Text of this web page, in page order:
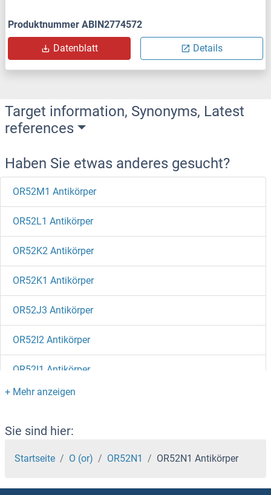
Produktnummer ABIN2774572
Datenblatt Details
Target information, Synonyms, Latest
references
Haben Sie etwas anderes gesucht?
OR52M1 Antikörper
OR52L1 Antikörper
OR52K2 Antikörper
OR52K1 Antikörper
OR52J3 Antikörper
OR52I2 Antikörper
OR52I1 Antikörper
OR52H1 Antikörper
OR52E6 Antikörper
OR52E5 Antikörper
OR52E4 Antikörper
Sie sind hier:
Startseite O (or) OR52N1 OR52N1 Antikörper